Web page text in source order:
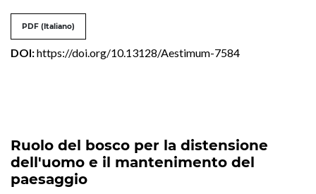
PDF (Italiano)
DOI:https://doi.org/10.13128/Aestimum-7584
Ruolo del bosco per la distensione
dell'uomo e il mantenimento del
paesaggio